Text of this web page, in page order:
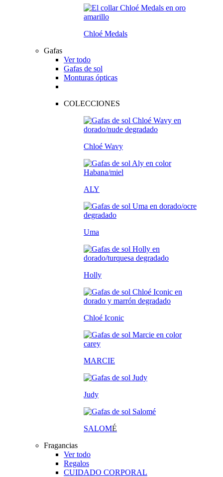
Chloé Medals
Gafas
Ver todo
Gafas de sol
Monturas ópticas
COLECCIONES
Chloé Wavy
ALY
Uma
Holly
Chloé Iconic
MARCIE
Judy
SALOMÉ
Fragancias
Ver todo
Regalos
CUIDADO CORPORAL